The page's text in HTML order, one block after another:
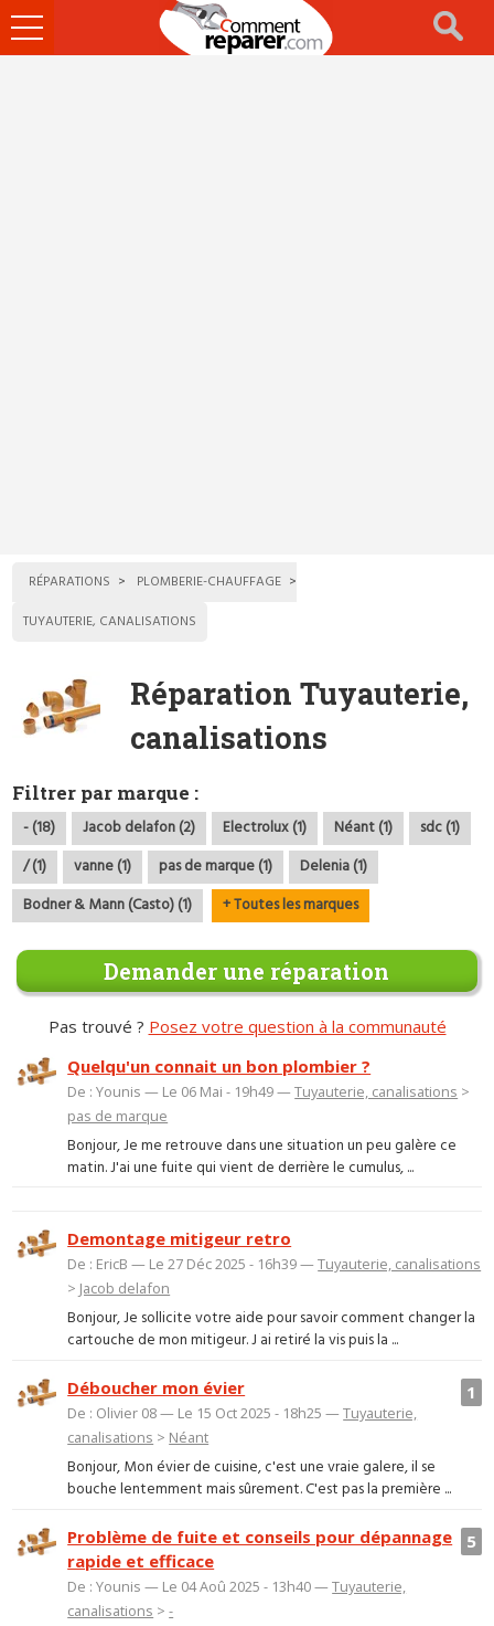
Ouvrir
le
RÉPARATIONS
PLOMBERIE-CHAUFFAGE
TUYAUTERIE, CANALISATIONS
Réparation Tuyauterie,
canalisations
Filtrer par marque :
- (18) Jacob delafon (2) Electrolux (1) Néant (1)
sdc (1)
/ (1)
vanne (1) pas de marque (1)
Delenia (1)
Bodner & Mann (Casto) (1)
+ Toutes les marques
Demander une réparation
Pas trouvé ? Posez votre question à la communauté
Quelqu'un connait un bon plombier ?
De : Younis — Le 06 Mai - 19h49 —Tuyauterie, canalisations >
pas de marque
Bonjour, Je me retrouve dans une situation un peu galère ce
matin. J'ai une fuite qui vient de derrière le cumulus, ...
Demontage mitigeur retro
De : EricB — Le 27 Déc 2025 - 16h39 —Tuyauterie, canalisations
> Jacob delafon
Bonjour, Je sollicite votre aide pour savoir comment changer la
cartouche de mon mitigeur. J ai retiré la vis puis la ...
1
Déboucher mon évier
De : Olivier 08 — Le 15 Oct 2025 - 18h25 —Tuyauterie,
canalisations > Néant
Bonjour, Mon évier de cuisine, c'est une vraie galere, il se
bouche lentemment mais sûrement. C'est pas la première ...
5
Problème de fuite et conseils pour dépannage
rapide et efficace
De : Younis — Le 04 Aoû 2025 - 13h40 —Tuyauterie,
canalisations >-